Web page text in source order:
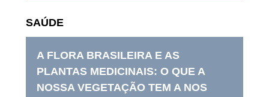
SAÚDE
A FLORA BRASILEIRA E AS
PLANTAS MEDICINAIS: O QUE A
NOSSA VEGETAÇÃO TEM A NOS